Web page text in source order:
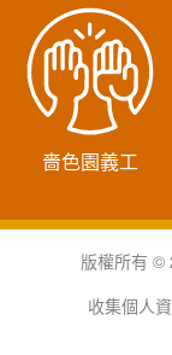
嗇色園義工
版權所有
收集個人